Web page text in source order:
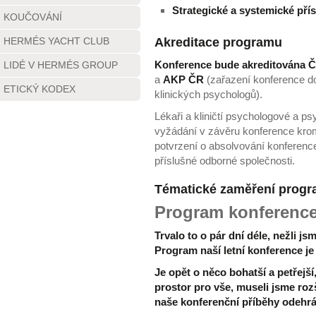
KOUČOVÁNÍ
HERMÉS YACHT CLUB
LIDÉ V HERMÉS GROUP
ETICKÝ KODEX
Strategické a systemické
Akreditace programu
Konference bude akreditována
a AKP ČR (zařazení konference
klinických psychologů).
Lékaři a kliničtí psychologové a
vyžádání v závěru konference
potvrzení o absolvování
příslušné odborné společnosti.
Tématické zaměření
Program
Trvalo to o pár dní déle, nežli
Program naší letní konference
Je opět o něco bohatší a
prostor pro vše, museli jsme
naše konferenční příběhy